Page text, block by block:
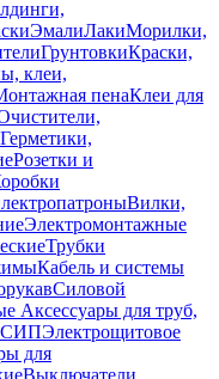
ЭмалиЛакиМорилки,
ГрунтовкиКраски,
клеи,
пенаКлеи для
Герметики,
Розетки и
Вилки,
Электромонтажные
Трубки
Кабель и системы
Силовой
Аксессуары для труб,
СИПЭлектрощитовое
для
Выключатели